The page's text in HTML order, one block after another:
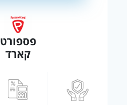
פספורט
קארד